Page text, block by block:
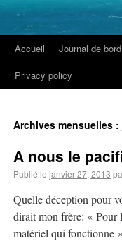
Accueil Journal de bord
Privacy policy
Archives mensuelles :
A nous le
Publié le janvier 27, 2013
Quelle déception pour
dirait mon frère: « Pour
matériel qui